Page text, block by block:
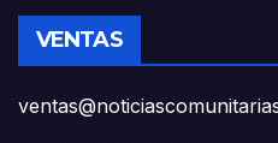
VENTAS